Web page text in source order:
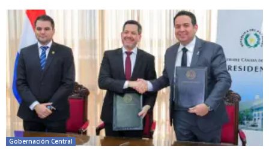
Gobernación Central